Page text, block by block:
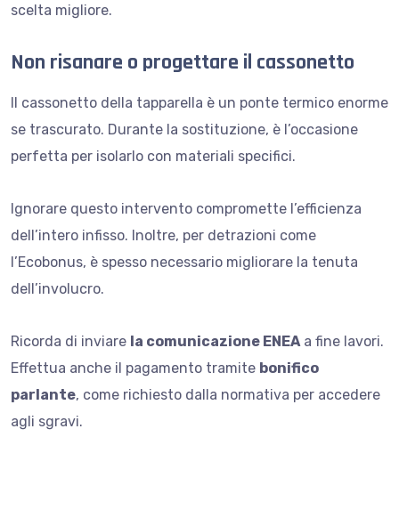
scelta migliore.
Non risanare o progettare il cassonetto
Il cassonetto della tapparella è un ponte termico enorme
se trascurato. Durante la sostituzione, è l’occasione
perfetta per isolarlo con materiali specifici.
Ignorare questo intervento compromette l’efficienza
dell’intero infisso. Inoltre, per detrazioni come
l’Ecobonus, è spesso necessario migliorare la tenuta
dell’involucro.
Ricorda di inviare la comunicazione ENEAa fine lavori.
Effettua anche il pagamento tramite bonifico
parlante, come richiesto dalla normativa per accedere
agli sgravi.